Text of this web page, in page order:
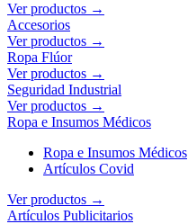
Ver productos →
Accesorios
Ver productos →
Ropa Flúor
Ver productos →
Seguridad Industrial
Ver productos →
Ropa e Insumos Médicos
Ropa e Insumos Médicos
Artículos Covid
Ver productos →
Artículos Publicitarios